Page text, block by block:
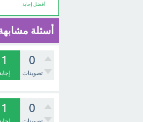
أفضل إجابة
أسئلة
0
تصويتات
1
0
1